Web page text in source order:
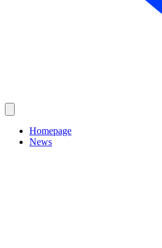
Homepage
News